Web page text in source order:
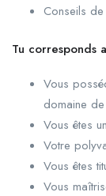
Conseils de
Tu corresponds
Vous
domaine
Vous êtes
Votre
Vous êtes
Vous